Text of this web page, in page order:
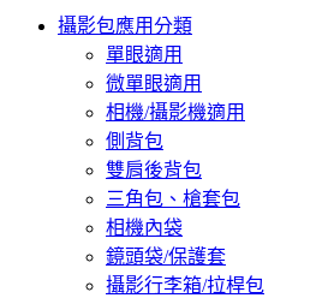
攝影包應用分類
單眼適用
微單眼適用
相機/攝影機適用
側背包
雙肩後背包
三角包、槍套包
相機內袋
鏡頭袋/保護套
攝影行李箱/拉桿包